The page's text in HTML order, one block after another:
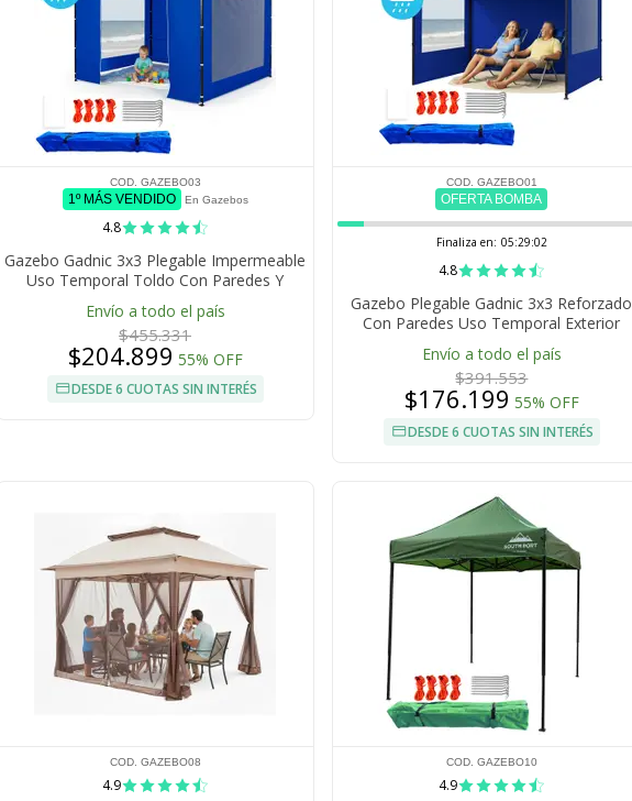
COD. GAZEBO03
1º MÁS VENDIDO En Gazebos
4.8
Gazebo Gadnic 3x3 Plegable Impermeable
Uso Temporal Toldo Con Paredes Y
Puerta Cierre Relampago
Envío a todo el país
$455.331
$204.899 55% OFF
DESDE 6 CUOTAS SIN INTERÉS
COD. GAZEBO01
OFERTA BOMBA
Finaliza en: 05:29:01
4.8
Gazebo Plegable Gadnic 3x3 Reforzado
Con Paredes Uso Temporal Exterior
Eventos Playa Jardin
Envío a todo el país
$391.553
$176.199 55% OFF
DESDE 6 CUOTAS SIN INTERÉS
COD. GAZEBO08
4.9
COD. GAZEBO10
4.9